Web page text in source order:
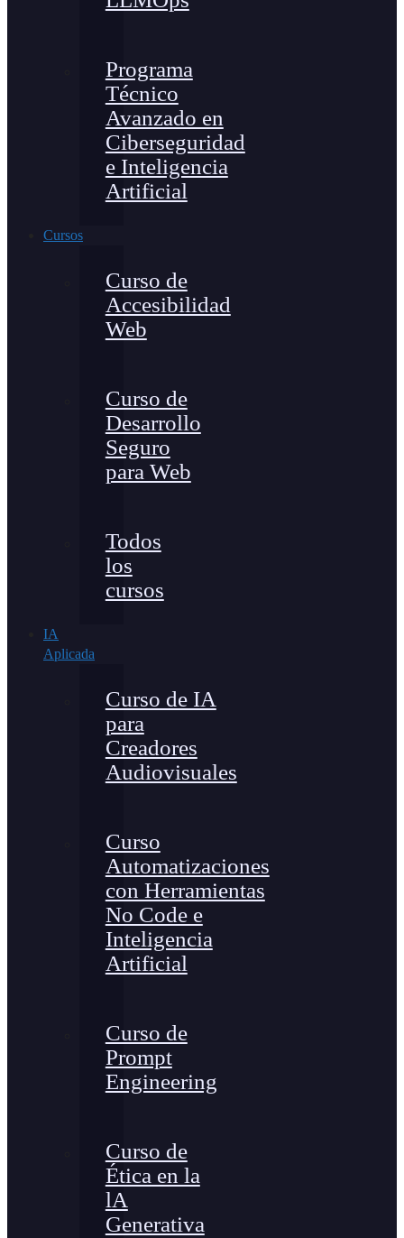
Programa
Técnico
Avanzado en
Ciberseguridad
e Inteligencia
Artificial
Cursos
Curso de
Accesibilidad
Web
Curso de
Desarrollo
Seguro
para Web
Todos
los
cursos
IA
Aplicada
Curso de IA
para
Creadores
Audiovisuales
Curso
Automatizaciones
con Herramientas
No Code e
Inteligencia
Artificial
Curso de
Prompt
Engineering
Curso de
Ética en la
lA
Generativa